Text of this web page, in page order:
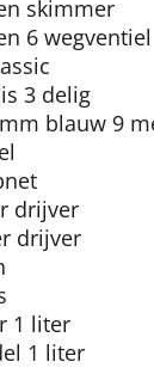
skimmer
6 wegventiel
3 delig
blauw 9
drijver
drijver
1 liter
1 liter